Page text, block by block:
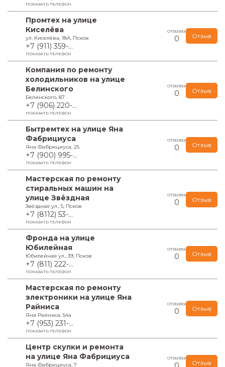
ПОКАЗАТЬ ТЕЛЕФОН
Промтех на улице
Киселёва
ул. Киселёва, 18А, Псков
+7 (911) 359-...
ПОКАЗАТЬ ТЕЛЕФОН
ОТЗЫВЫ
0 Отзыв
Компания по ремонту
холодильников на улице
Белинского
Белинского, 87
+7 (906) 220-...
ПОКАЗАТЬ ТЕЛЕФОН
ОТЗЫВЫ
0 Отзыв
Бытремтех на улице Яна
Фабрициуса
Яна Фабрициуса, 25
+7 (900) 995-...
ПОКАЗАТЬ ТЕЛЕФОН
ОТЗЫВЫ
0 Отзыв
Мастерская по ремонту
стиральных машин на
улице Звёздная
Звёздная ул., 5, Псков
+7 (8112) 53-...
ПОКАЗАТЬ ТЕЛЕФОН
ОТЗЫВЫ
0 Отзыв
Фронда на улице
Юбилейная
Юбилейная ул., 39, Псков
+7 (811) 222-...
ПОКАЗАТЬ ТЕЛЕФОН
ОТЗЫВЫ
0 Отзыв
Мастерская по ремонту
электроники на улице Яна
Райниса
Яна Райниса, 54а
+7 (953) 231-...
ПОКАЗАТЬ ТЕЛЕФОН
ОТЗЫВЫ
0 Отзыв
Центр скупки и ремонта
на улице Яна Фабрициуса
Яна Фабрициуса, 7
ОТЗЫВЫ
Отзыв